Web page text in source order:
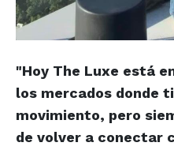
"Hoy The Luxe está
los mercados donde
movimiento, pero
de volver a conectar